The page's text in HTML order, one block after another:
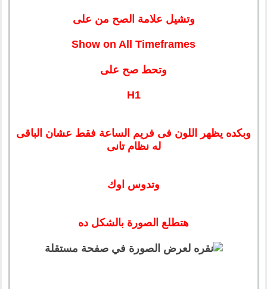
وتشيل علامة الصح من على
Show on All Timeframes
وتحط صح على
H1
وبكده يظهر اللون فى فريم الساعة فقط عشان الباقى
له نظام تانى
وتدوس اوك
هتطلع الصورة بالشكل ده